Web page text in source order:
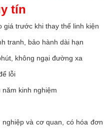
tín
giá trước khi thay thế linh kiện
tranh, bảo hành dài hạn
không ngại đường xa
lỗi
kinh nghiệm
và cơ quan, có hóa đơn